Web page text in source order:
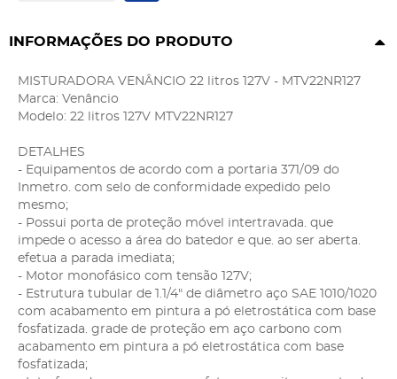
INFORMAÇÕES DO PRODUTO
MISTURADORA VENÂNCIO 22 litros 127V - MTV22NR127
Marca: Venâncio
Modelo: 22 litros 127V MTV22NR127
DETALHES
- Equipamentos de acordo com a portaria 371/09 do
Inmetro. com selo de conformidade expedido pelo
mesmo;
- Possui porta de proteção móvel intertravada. que
impede o acesso a área do batedor e que. ao ser aberta.
efetua a parada imediata;
- Motor monofásico com tensão 127V;
- Estrutura tubular de 1.1/4" de diâmetro aço SAE 1010/1020
com acabamento em pintura a pó eletrostática com base
fosfatizada. grade de proteção em aço carbono com
acabamento em pintura a pó eletrostática com base
fosfatizada;